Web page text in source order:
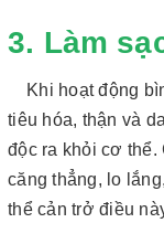
3. Làm
Khi hoạt động
tiêu hóa, thận và
độc ra khỏi cơ thể.
căng thẳng, lo
thể cản trở điều